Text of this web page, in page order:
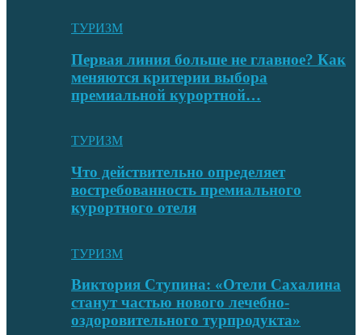
ТУРИЗМ
Первая линия больше не главное? Как
меняются критерии выбора
премиальной курортной…
ТУРИЗМ
Что действительно определяет
востребованность премиального
курортного отеля
ТУРИЗМ
Виктория Ступина: «Отели Сахалина
станут частью нового лечебно-
оздоровительного турпродукта»